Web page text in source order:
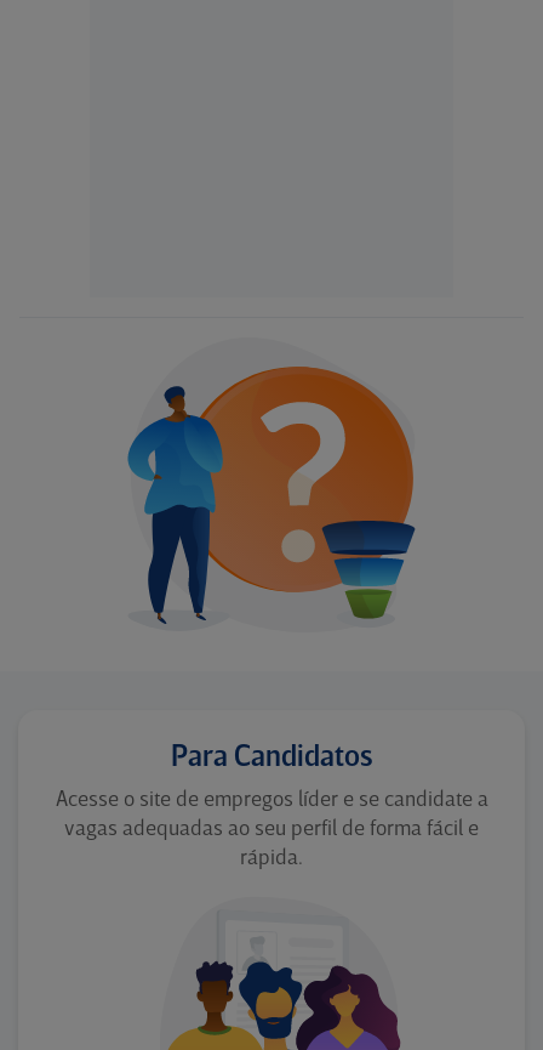
Para Candidatos
Acesse o site de empregos líder e se candidate a
vagas adequadas ao seu perfil de forma fácil e
rápida.